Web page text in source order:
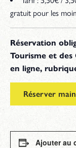
gratuit pour les
Réservation
Tourisme et des
en ligne,
Réserver
Ajouter au